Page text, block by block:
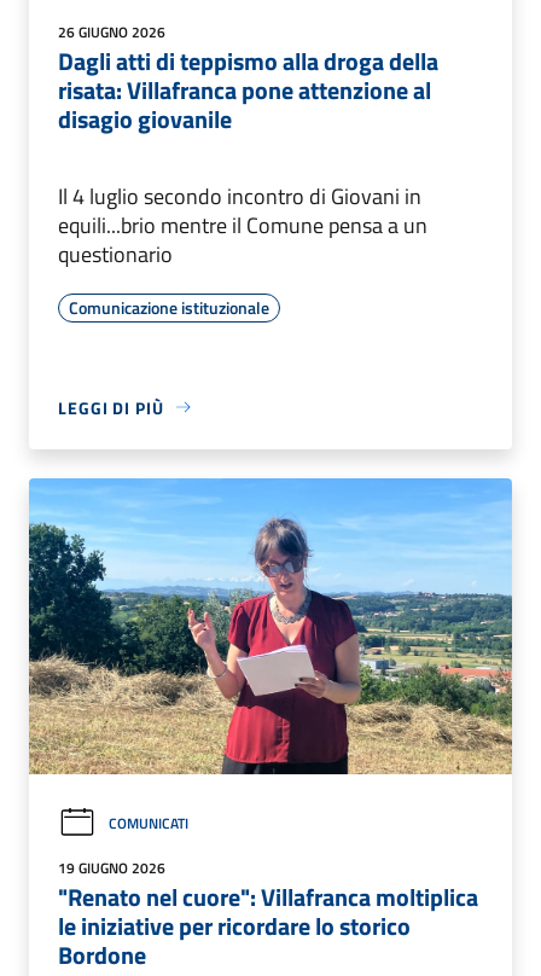
26 GIUGNO 2026
Dagli atti di teppismo alla droga della
risata: Villafranca pone attenzione al
disagio giovanile
Il 4 luglio secondo incontro di Giovani in
equili...brio mentre il Comune pensa a un
questionario
Comunicazione istituzionale
LEGGI DI PIÙ
COMUNICATI
19 GIUGNO 2026
"Renato nel cuore": Villafranca moltiplica
le iniziative per ricordare lo storico
Bordone